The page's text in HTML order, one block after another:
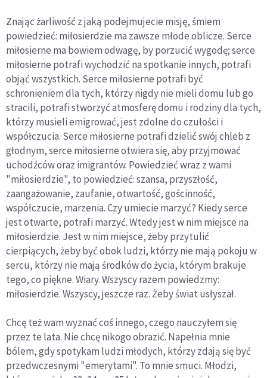
Znając żarliwość z jaką podejmujecie misję, śmiem
powiedzieć: miłosierdzie ma zawsze młode oblicze. Serce
miłosierne ma bowiem odwagę, by porzucić wygodę; serce
miłosierne potrafi wychodzić na spotkanie innych, potrafi
objąć wszystkich. Serce miłosierne potrafi być
schronieniem dla tych, którzy nigdy nie mieli domu lub go
stracili, potrafi stworzyć atmosferę domu i rodziny dla tych,
którzy musieli emigrować, jest zdolne do czułości i
współczucia. Serce miłosierne potrafi dzielić swój chleb z
głodnym, serce miłosierne otwiera się, aby przyjmować
uchodźców oraz imigrantów. Powiedzieć wraz z wami
"miłosierdzie", to powiedzieć: szansa, przyszłość,
zaangażowanie, zaufanie, otwartość, gościnność,
współczucie, marzenia. Czy umiecie marzyć? Kiedy serce
jest otwarte, potrafi marzyć. Wtedy jest w nim miejsce na
miłosierdzie. Jest w nim miejsce, żeby przytulić
cierpiących, żeby być obok ludzi, którzy nie mają pokoju w
sercu, którzy nie mają środków do życia, którym brakuje
tego, co piękne. Wiary. Wszyscy razem powiedzmy:
miłosierdzie. Wszyscy, jeszcze raz. Żeby świat usłyszał.
Chcę też wam wyznać coś innego, czego nauczyłem się
przez te lata. Nie chcę nikogo obrazić. Napełnia mnie
bólem, gdy spotykam ludzi młodych, którzy zdają się być
przedwczesnymi "emerytami". To mnie smuci. Młodzi,